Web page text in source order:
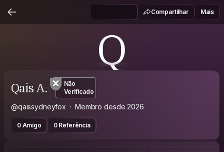
Compartilhar Mais
Q
Qais A.
Não
Verificado
@qaissydneyfox Membro desde 2026
0 Amigo 0 Referência